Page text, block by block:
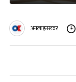
अनलाइनखबर